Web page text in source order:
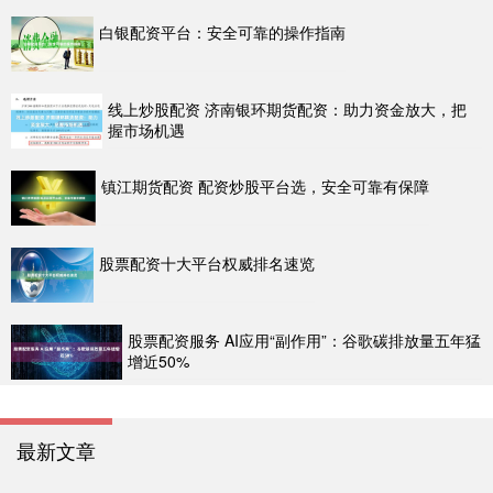
白银配资平台：安全可靠的操作指南
线上炒股配资 济南银环期货配资：助力资金放大，把
握市场机遇
镇江期货配资 配资炒股平台选，安全可靠有保障
股票配资十大平台权威排名速览
股票配资服务 AI应用“副作用”：谷歌碳排放量五年猛
增近50%
最新文章